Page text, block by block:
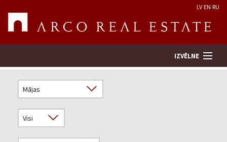
LV EN RU
IZVĒLNE
Novērtēt īpašumu